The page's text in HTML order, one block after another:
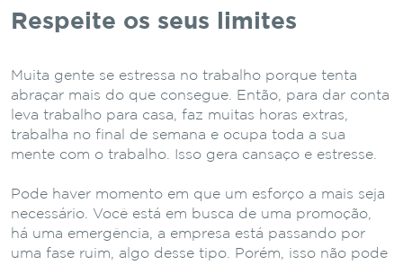
Respeite os seus limites
Muita gente se estressa no trabalho porque tenta
abraçar mais do que consegue. Então, para dar conta
leva trabalho para casa, faz muitas horas extras,
trabalha no final de semana e ocupa toda a sua
mente com o trabalho. Isso gera cansaço e estresse.
Pode haver momento em que um esforço a mais seja
necessário. Você está em busca de uma promoção,
há uma emergência, a empresa está passando por
uma fase ruim, algo desse tipo. Porém, isso não pode